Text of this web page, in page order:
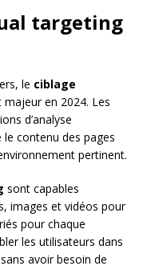
targeting
le ciblage
majeur en 2024. Les
d’analyse
contenu des pages
pertinent.
sont capables
images et vidéos pour
pour chaque
les utilisateurs dans
avoir besoin de